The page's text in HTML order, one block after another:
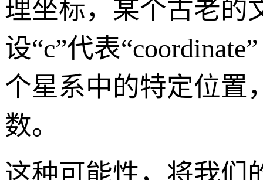
理坐标，某个古老的
设“c”代表
个星系中的特定位置
数。
这种可能性，将我们